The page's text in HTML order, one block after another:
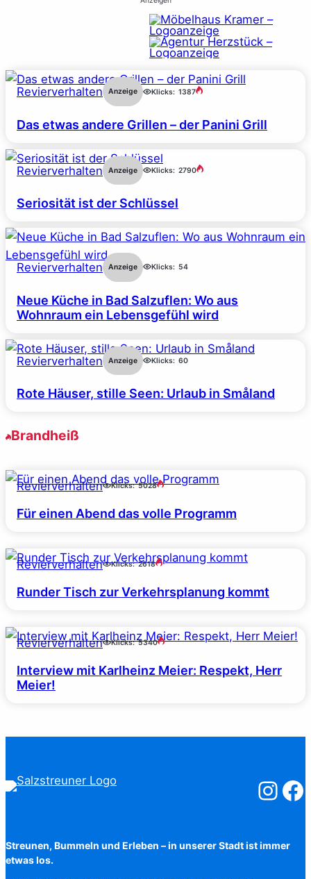
Revierverhalten Anzeige Klicks: 1387
Das etwas andere Grillen – der Panini Grill
Revierverhalten Anzeige Klicks: 2790
Seriosität ist der Schlüssel
Revierverhalten Anzeige Klicks: 54
Neue Küche in Bad Salzuflen: Wo aus
Wohnraum ein Lebensgefühl wird
Revierverhalten Anzeige Klicks: 60
Rote Häuser, stille Seen: Urlaub in Småland
Brandheiß
Revierverhalten Klicks: 5028
Für einen Abend das volle Programm
Revierverhalten Klicks: 2618
Runder Tisch zur Verkehrsplanung kommt
Revierverhalten Klicks: 5340
Interview mit Karlheinz Meier: Respekt, Herr
Meier!
Streunen, Bummeln und Erleben – in unserer Stadt ist immer
etwas los.